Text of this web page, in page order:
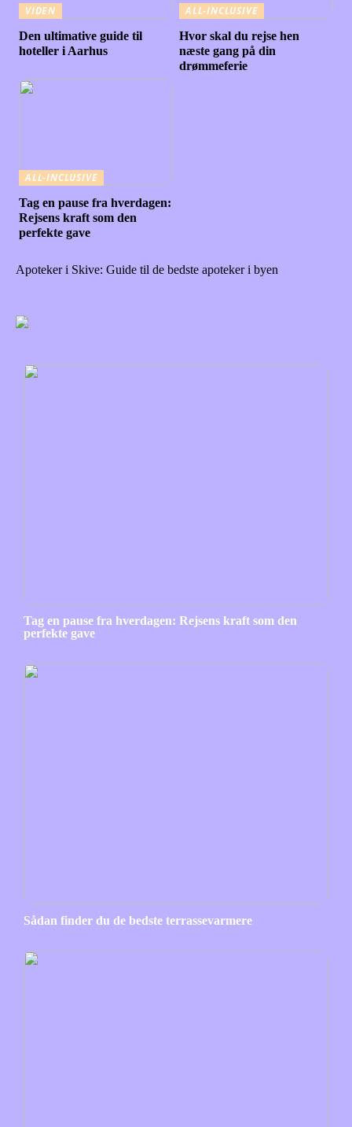
VIDEN
Den ultimative guide til
hoteller i Aarhus
ALL-INCLUSIVE
Hvor skal du rejse hen
næste gang på din
drømmeferie
ALL-INCLUSIVE
Tag en pause fra hverdagen:
Rejsens kraft som den
perfekte gave
Apoteker i Skive: Guide til de bedste apoteker i byen
Tag en pause fra hverdagen: Rejsens kraft som den
perfekte gave
Sådan finder du de bedste terrassevarmere